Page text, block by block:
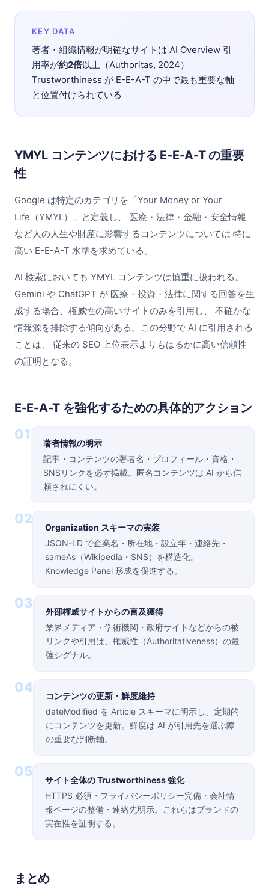
KEY DATA
著者・組織情報が明確なサイトは AI Overview 引
用率が約2倍以上（Authoritas, 2024）
Trustworthiness が E-E-A-T の中で最も重要な軸
と位置付けられている
YMYL コンテンツにおける E-E-A-T の重要
性
Google は特定のカテゴリを「Your Money or Your
Life（YMYL）」と定義し、 医療・法律・金融・安全情報
など人の人生や財産に影響するコンテンツについては 特に
高い E-E-A-T 水準を求めている。
AI 検索においても YMYL コンテンツは慎重に扱われる。
Gemini や ChatGPT が 医療・投資・法律に関する回答を生
成する場合、権威性の高いサイトのみを引用し、 不確かな
情報源を排除する傾向がある。この分野で AI に引用される
ことは、 従来の SEO 上位表示よりもはるかに高い信頼性
の証明となる。
E-E-A-T を強化するための具体的アクション
01
著者情報の明示
記事・コンテンツの著者名・プロフィール・資格・
SNSリンクを必ず掲載。匿名コンテンツは AI から信
頼されにくい。
02
Organization スキーマの実装
JSON-LD で企業名・所在地・設立年・連絡先・
sameAs（Wikipedia・SNS）を構造化。
Knowledge Panel 形成を促進する。
03
外部権威サイトからの言及獲得
業界メディア・学術機関・政府サイトなどからの被
リンクや引用は、権威性（Authoritativeness）の最
強シグナル。
04
コンテンツの更新・鮮度維持
dateModified を Article スキーマに明示し、定期的
にコンテンツを更新。鮮度は AI が引用先を選ぶ際
の重要な判断軸。
05
サイト全体の Trustworthiness 強化
HTTPS 必須・プライバシーポリシー完備・会社情
報ページの整備・連絡先明示。これらはブランドの
実在性を証明する。
まとめ